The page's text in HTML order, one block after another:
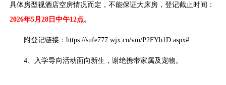
具体房型视酒店空房情况而定，不能保证大床房，登记截止时间：
2026年5月28日中午12点。
附登记链接：https://sufe777.wjx.cn/vm/P2FYb1D.aspx#
4、入学导向活动面向新生，谢绝携带家属‌及宠物。